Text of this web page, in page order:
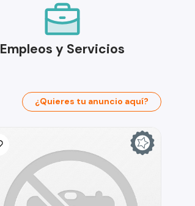
Empleos y Servicios
¿Quieres tu anuncio aquí?